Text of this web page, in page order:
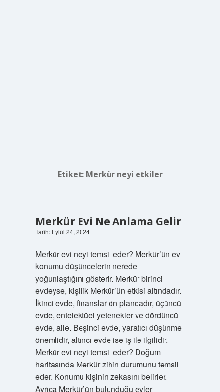
Etiket: Merkür neyi etkiler
Merkür Evi Ne Anlama Gelir
Tarih: Eylül 24, 2024
Merkür evi neyi temsil eder? Merkür’ün ev
konumu düşüncelerin nerede
yoğunlaştığını gösterir. Merkür birinci
evdeyse, kişilik Merkür’ün etkisi altındadır.
İkinci evde, finanslar ön plandadır, üçüncü
evde, entelektüel yetenekler ve dördüncü
evde, aile. Beşinci evde, yaratıcı düşünme
önemlidir, altıncı evde ise iş ile ilgilidir.
Merkür evi neyi temsil eder? Doğum
haritasında Merkür zihin durumunu temsil
eder. Konumu kişinin zekasını belirler.
Ayrıca Merkür’ün bulunduğu evler